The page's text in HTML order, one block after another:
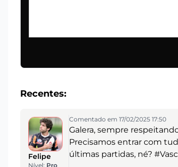
Recentes:
Felipe
Nível: Pro
Comentado em 17/02/2025 17:50
Galera, sempre
Precisamos entrar com
últimas partidas, né?